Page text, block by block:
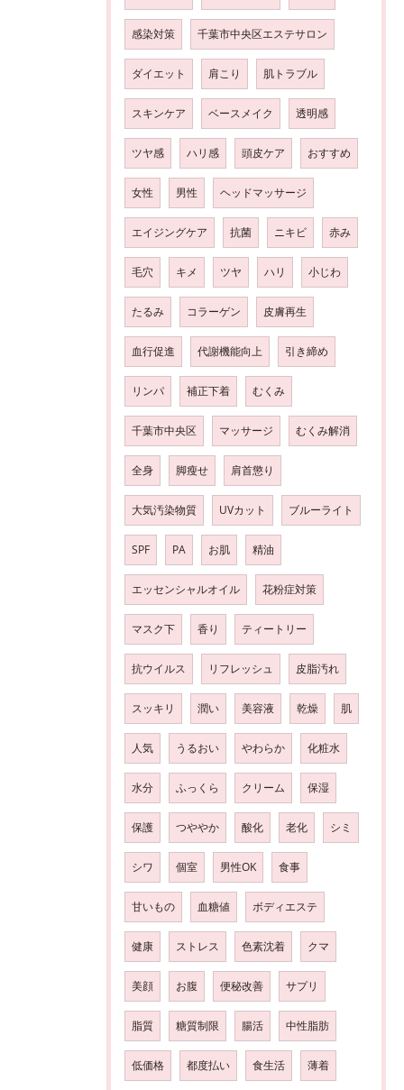
感染対策 千葉市中央区エステサロン
ダイエット 肩こり 肌トラブル
スキンケア ベースメイク 透明感
ツヤ感 ハリ感 頭皮ケア おすすめ
女性 男性 ヘッドマッサージ
エイジングケア 抗菌 ニキビ 赤み
毛穴 キメ ツヤ ハリ 小じわ
たるみ コラーゲン 皮膚再生
血行促進 代謝機能向上 引き締め
リンパ 補正下着 むくみ
千葉市中央区 マッサージ むくみ解消
全身 脚瘦せ 肩首懲り
大気汚染物質 UVカット ブルーライト
SPF PA お肌 精油
エッセンシャルオイル 花粉症対策
マスク下 香り ティートリー
抗ウイルス リフレッシュ 皮脂汚れ
スッキリ 潤い 美容液 乾燥 肌
人気 うるおい やわらか 化粧水
水分 ふっくら クリーム 保湿
保護 つややか 酸化 老化 シミ
シワ 個室 男性OK 食事
甘いもの 血糖値 ボディエステ
健康 ストレス 色素沈着 クマ
美顔 お腹 便秘改善 サプリ
脂質 糖質制限 腸活 中性脂肪
低価格 都度払い 食生活 薄着